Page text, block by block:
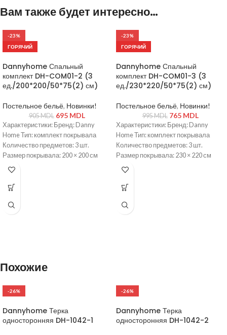
Вам также будет интересно…
-23%
ГОРЯЧИЙ
Dannyhome Спальный
комплект DH-COM01-2 (3
ед./200*200/50*75(2) см)
Постельное бельё, Новинки!
905MDL 695 MDL
Характеристики: Бренд: Danny
Home Тип: комплект покрывала
Количество предметов: 3 шт.
Размер покрывала: 200 × 200 см
Размер наволочек: 50 × 75 см (2 шт.)
серый Декоративная стежка /
-23%
ГОРЯЧИЙ
Dannyhome Спальный
комплект DH-COM01-3 (3
ед./230*220/50*75(2) см)
Постельное бельё, Новинки!
995MDL 765 MDL
Характеристики: Бренд: Danny
Home Тип: комплект покрывала
Количество предметов: 3 шт.
Размер покрывала: 230 × 220 см
Размер наволочек: 50 × 75 см (2 шт.)
Декоративная стежка / вышивка
Похожие
-26%
Dannyhome Терка
односторонняя DH-1042-1
-26%
Dannyhome Терка
односторонняя DH-1042-2